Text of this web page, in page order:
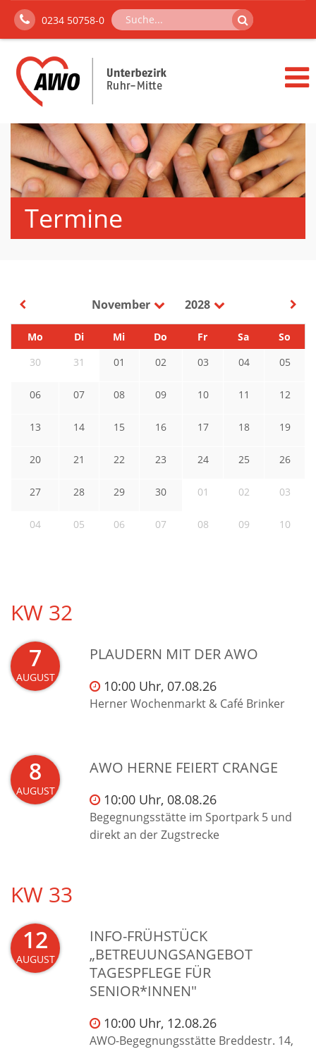
0234 50758-0
Termine
November 2028
Mo Di Mi Do Fr Sa
So
30
31 01 02 03 04 05
06 07 08 09 10 11 12
13 14 15 16 17 18 19
20 21 22 23 24 25 26
27 28 29 30 01 02 03
04 05 06 07 08 09 10
KW 32
7
AUGUST
PLAUDERN MIT DER AWO
10:00 Uhr, 07.08.26
Herner Wochenmarkt & Café Brinker
8
AUGUST
AWO HERNE FEIERT CRANGE
10:00 Uhr, 08.08.26
Begegnungsstätte im Sportpark 5 und
direkt an der Zugstrecke
KW 33
12
AUGUST
INFO-FRÜHSTÜCK
„BETREUUNGSANGEBOT
TAGESPFLEGE FÜR
SENIOR*INNEN"
10:00 Uhr, 12.08.26
AWO-Begegnungsstätte Breddestr. 14,